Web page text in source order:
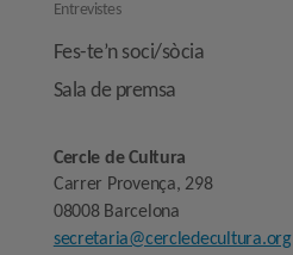
Entrevistes
Fes-te’n soci/sòcia
Sala de premsa
Cercle de Cultura
Carrer Provença, 298
08008 Barcelona
secretaria@cercledecultura.org